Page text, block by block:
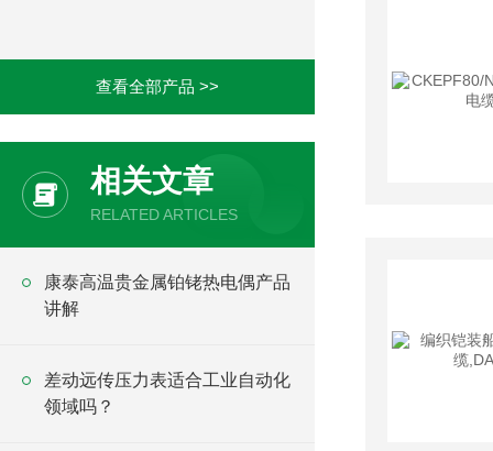
查看全部产品 >>
相关文章
RELATED ARTICLES
康泰高温贵金属铂铑热电偶产品
讲解
差动远传压力表适合工业自动化
领域吗？